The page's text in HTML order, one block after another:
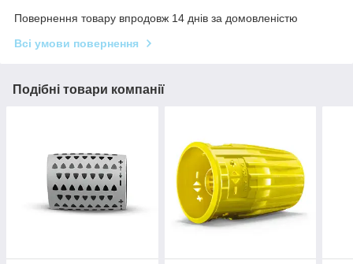
Повернення товару впродовж 14 днів за домовленістю
Всі умови повернення
Подібні товари компанії